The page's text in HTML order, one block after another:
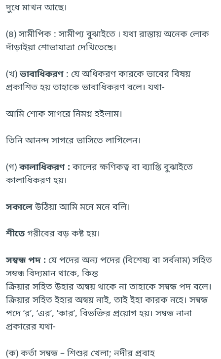
দুধে মাখন আছে।
(৪) সামীপিক : সামীপ্য বুঝাইতে ৷ যথা রাস্তায় অনেক লোক
দাঁড়াইয়া শোভাযাত্রা দেখিতেছে।
(খ)ভাবাধিকরণ : যে অধিকরণ কারকে ভাবের বিষয়
প্রকাশিত হয় তাহাকে ভাবাধিকরণ বলে। যথা-
আমি শোক সাগরে নিমগ্ন হইলাম।
তিনি আনন্দ সাগরে ভাসিতে লাগিলেন।
(গ)কালাধিকরণ : কালের ক্ষণিকত্ব বা ব্যাপ্তি বুঝাইতে
কালাধিকরণ হয়।
সকালেউঠিয়া আমি মনে মনে বলি।
শীতেগরীবের বড় কষ্ট হয়।
সম্বন্ধ পদ : যে পদের অন্য পদের (বিশেষ্য বা সর্বনাম) সহিত
সম্বন্ধ বিদ্যমান থাকে, কিন্ত
ক্রিয়ার সহিত উহার অন্বয় থাকে না তাহাকে সম্বন্ধ পদ বলে।
ক্রিয়ার সহিত ইহার অন্বয় নাই, তাই ইহা কারক নহে। সম্বন্ধ
পদে ‘র’, ‘এর’, ‘কার’, বিভক্তির প্রয়োগ হয়। সম্বন্ধ নানা
প্রকারের যথা-
(ক) কর্তা সম্বন্ধ – শিশুর খেলা; নদীর প্রবাহ